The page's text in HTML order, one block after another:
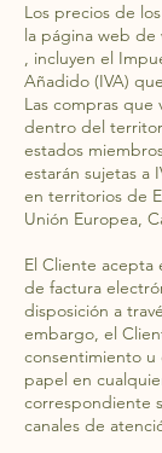
Los precios de
la página web de
, incluyen el
Añadido (IVA)
Las compras que
dentro del
estados
estarán sujetas a
en territorios de
Unión Europea,
El Cliente acepta
de factura
disposición a
embargo, el
consentimiento u
papel en
correspondiente
canales de